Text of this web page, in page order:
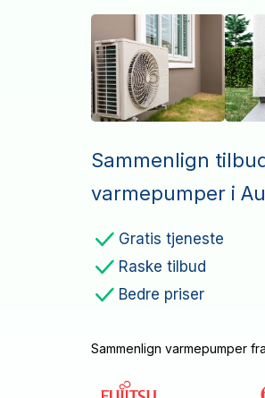
Sammenlign
varmepumper i
Gratis tjeneste
Raske tilbud
Bedre priser
Sammenlign varmepumper